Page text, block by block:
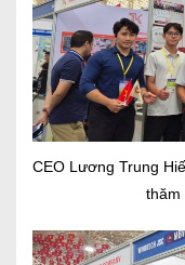
CEO Lương Trung
thăm